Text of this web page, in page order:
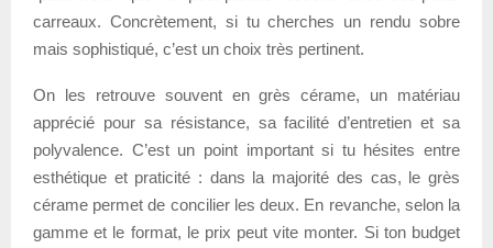
carreaux. Concrètement, si tu cherches un rendu sobre
mais sophistiqué, c’est un choix très pertinent.
On les retrouve souvent en grès cérame, un matériau
apprécié pour sa résistance, sa facilité d’entretien et sa
polyvalence. C’est un point important si tu hésites entre
esthétique et praticité : dans la majorité des cas, le grès
cérame permet de concilier les deux. En revanche, selon la
gamme et le format, le prix peut vite monter. Si ton budget